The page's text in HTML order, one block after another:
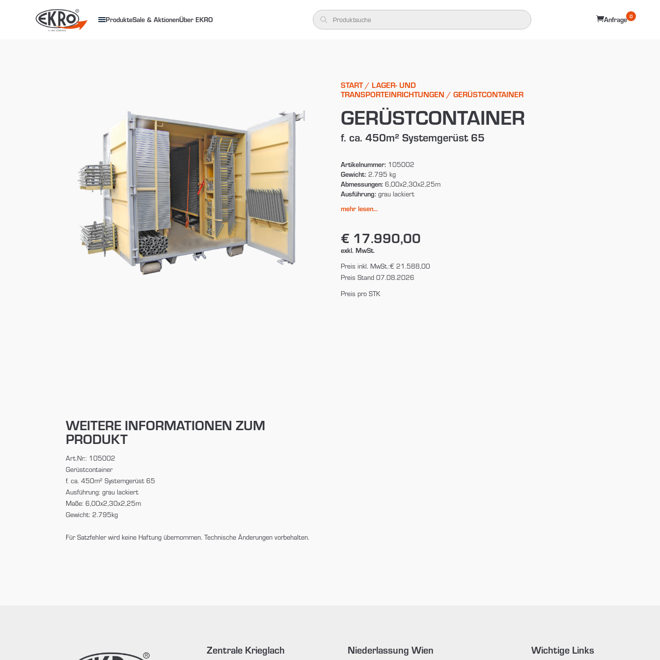
ProdukteSale & AktionenÜber EKRO Anfrage 0
START/ LAGER- UND
TRANSPORTEINRICHTUNGEN / GERÜSTCONTAINER
GERÜSTCONTAINER
f. ca. 450m² Systemgerüst 65
Artikelnummer:105002
Gewicht:2.795 kg
Abmessungen:6,00x2,30x2,25m
Ausführung:grau lackiert
mehr lesen...
€ 17.990,00
exkl. MwSt.
Preis inkl. MwSt.:€ 21.588,00
Preis Stand 07.08.2026
Preis pro STK
WEITERE INFORMATIONEN ZUM
PRODUKT
Art.Nr.: 105002
Gerüstcontainer
f. ca. 450m² Systemgerüst 65
Ausführung: grau lackiert
Maße: 6,00x2,30x2,25m
Gewicht: 2.795kg
Für Satzfehler wird keine Haftung übernommen. Technische Änderungen vorbehalten.
Zentrale Krieglach Niederlassung Wien Wichtige Links